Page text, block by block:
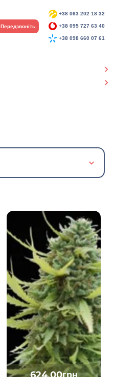
+38 063 202 18 32
+38 095 727 63 40
+38 098 660 07 61
Передзвоніть